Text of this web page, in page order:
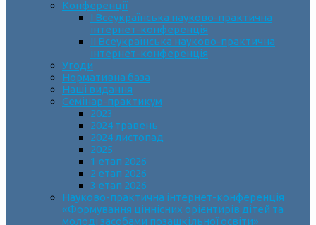
Конференції
І Всеукраїнська науково-практична
інтернет-конференція
ІІ Всеукраїнська науково-практична
інтернет-конференція
Угоди
Нормативна база
Наші видання
Семінар-практикум
2023
2024 травень
2024 листопад
2025
1 етап 2026
2 етап 2026
3 етап 2026
Науково-практична інтернет-конференція
«Формування ціннісних орієнтирів дітей та
молоді засобами позашкільної освіти»